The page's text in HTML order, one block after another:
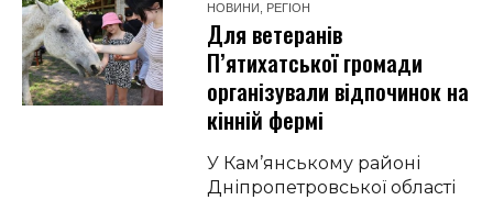
НОВИНИ
РЕГІОН
Для ветеранів
П’ятихатської громади
організували відпочинок на
кінній фермі
У Кам’янському районі
Дніпропетровської області